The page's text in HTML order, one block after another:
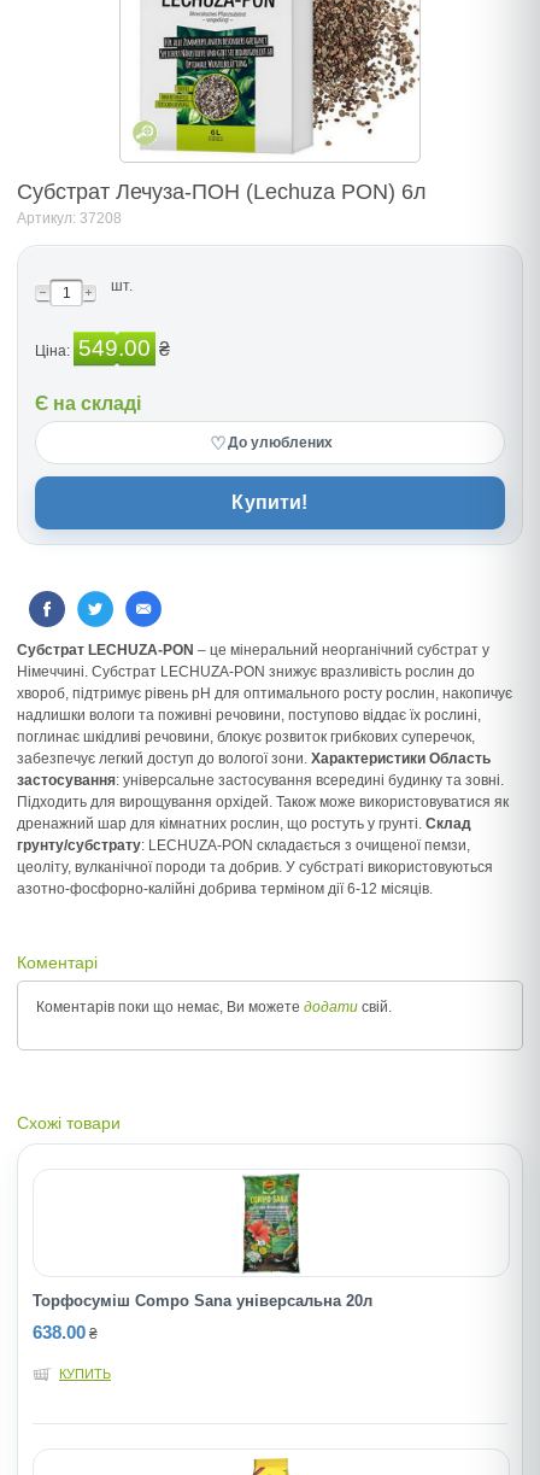
Субстрат Лечуза-ПОН (Lechuza PON) 6л
Артикул: 37208
шт.
Ціна: 549.00 ₴
Є на складі
♡До улюблених
Купити!
Субстрат LECHUZA-PON – це мінеральний неорганічний субстрат у
Німеччині. Субстрат LECHUZA-PON знижує вразливість рослин до
хвороб, підтримує рівень pH для оптимального росту рослин, накопичує
надлишки вологи та поживні речовини, поступово віддає їх рослині,
поглинає шкідливі речовини, блокує розвиток грибкових суперечок,
забезпечує легкий доступ до вологої зони. Характеристики Область
застосування: універсальне застосування всередині будинку та зовні.
Підходить для вирощування орхідей. Також може використовуватися як
дренажний шар для кімнатних рослин, що ростуть у грунті. Склад
грунту/субстрату: LECHUZA-PON складається з очищеної пемзи,
цеоліту, вулканічної породи та добрив. У субстраті використовуються
азотно-фосфорно-калійні добрива терміном дії 6-12 місяців.
Коментарі
Коментарів поки що немає, Ви можете додати свій.
Схожі товари
Торфосуміш Compo Sana універсальна 20л
638.00 ₴
КУПИТЬ